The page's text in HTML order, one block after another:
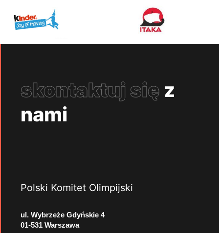
skontaktuj się z
nami
Polski Komitet Olimpijski
ul. Wybrzeże Gdyńskie 4
01-531 Warszawa